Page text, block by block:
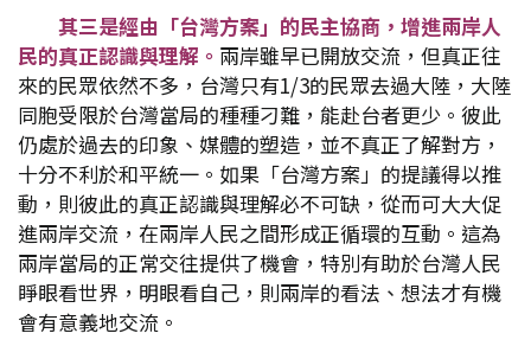
其三是經由「台灣方案」的民主協商，增進兩岸人
民的真正認識與理解。 兩岸雖早已開放交流，但真正往
來的民眾依然不多，台灣只有1/3的民眾去過大陸，大陸
同胞受限於台灣當局的種種刁難，能赴台者更少。彼此
仍處於過去的印象、媒體的塑造，並不真正了解對方，
十分不利於和平統一。如果「台灣方案」的提議得以推
動，則彼此的真正認識與理解必不可缺，從而可大大促
進兩岸交流，在兩岸人民之間形成正循環的互動。這為
兩岸當局的正常交往提供了機會，特別有助於台灣人民
睜眼看世界，明眼看自己，則兩岸的看法、想法才有機
會有意義地交流。